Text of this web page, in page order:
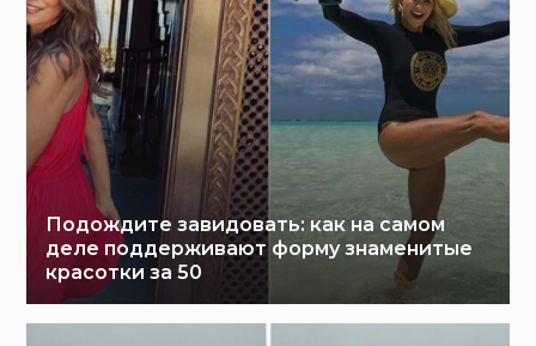
Подождите завидовать: как на самом
деле поддерживают форму знаменитые
красотки за 50